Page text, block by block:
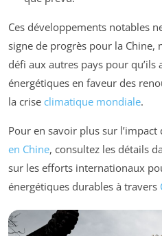
Ces développements notables
signe de progrès pour la Chine,
défi aux autres pays pour
énergétiques en faveur des
la crise climatique mondiale.
Pour en savoir plus sur l’impact
en Chine, consultez les détails
sur les efforts internationaux
énergétiques durables à travers